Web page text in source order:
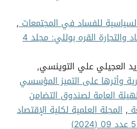
السياسية للفساد في المجتمعات,
المجلة العلمية لكلية الإقتصاد والتجارة القره بوللي: مجلد 4
العجيلي علي التوينسي,
وأثرها على التميز المؤسسي
العامة لصندوق التضامن
, المجلة العلمية لكلية الإقتصاد